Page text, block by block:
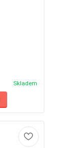
Skladem